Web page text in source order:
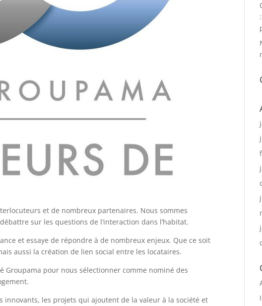
et de nombreux partenaires. Nous sommes
sur les questions de l’interaction dans l’habitat.
et essaye de répondre à de nombreux enjeux. Que ce soit
aussi la création de lien social entre les locataires.
Groupama pour nous sélectionner comme nominé des
innovants, les projets qui ajoutent de la valeur à la société et